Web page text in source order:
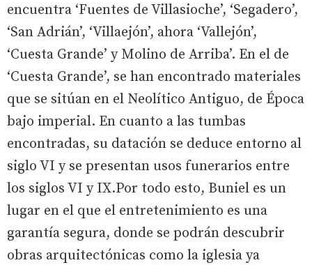
encuentra ‘Fuentes de Villasioche’, ‘Segadero’,
‘San Adrián’, ‘Villaejón’, ahora ‘Vallejón’,
‘Cuesta Grande’ y Molino de Arriba’. En el de
‘Cuesta Grande’, se han encontrado materiales
que se sitúan en el Neolítico Antiguo, de Época
bajo imperial. En cuanto a las tumbas
encontradas, su datación se deduce entorno al
siglo VI y se presentan usos funerarios entre
los siglos VI y IX.Por todo esto, Buniel es un
lugar en el que el entretenimiento es una
garantía segura, donde se podrán descubrir
obras arquitectónicas como la iglesia ya